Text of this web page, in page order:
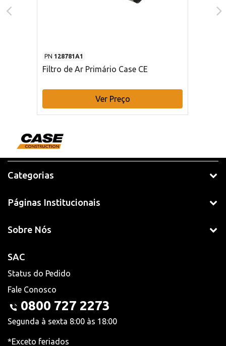
PN 128781A1
Filtro de Ar Primário Case CE
Ver Preço
Categorias
Páginas Institucionais
Sobre Nós
SAC
Status do Pedido
Fale Conosco
0800 727 2273
Segunda à sexta 8:00 às 18:00
*Exceto feriados